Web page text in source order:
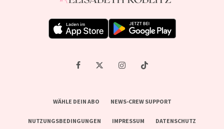
WÄHLE DEIN ABO NEWS-CREW SUPPORT
NUTZUNGSBEDINGUNGEN IMPRESSUM DATENSCHUTZ